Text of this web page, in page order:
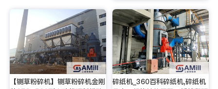
【铡草粉碎机】铡草粉碎机金刚
碎纸机_360百科碎纸机,碎纸机